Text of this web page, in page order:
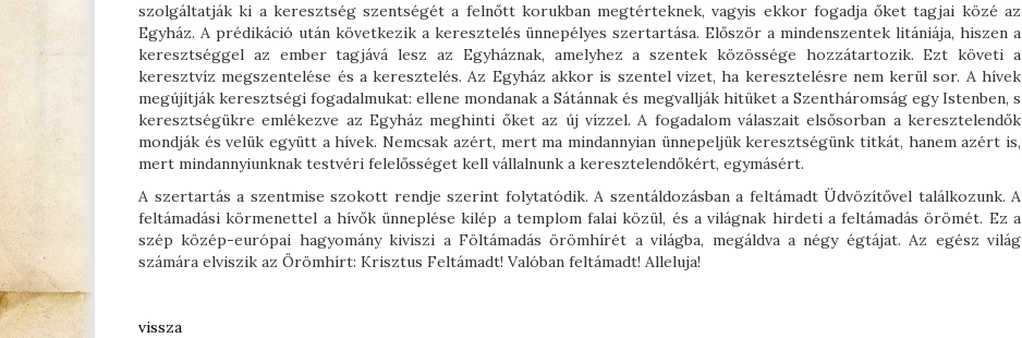
szolgáltatják ki a keresztség szentségét a felnőtt korukban megtérteknek, vagyis ekkor fogadja őket tagjai közé az
Egyház. A prédikáció után következik a keresztelés ünnepélyes szertartása. Először a mindenszentek litániája, hiszen a
keresztséggel az ember tagjává lesz az Egyháznak, amelyhez a szentek közössége hozzátartozik. Ezt követi a
keresztvíz megszentelése és a keresztelés. Az Egyház akkor is szentel vizet, ha keresztelésre nem kerül sor. A hívek
megújítják keresztségi fogadalmukat: ellene mondanak a Sátánnak és megvallják hitüket a Szentháromság egy Istenben, s
keresztségükre emlékezve az Egyház meghinti őket az új vízzel. A fogadalom válaszait elsősorban a keresztelendők
mondják és velük együtt a hívek. Nemcsak azért, mert ma mindannyian ünnepeljük keresztségünk titkát, hanem azért is,
mert mindannyiunknak testvéri felelősséget kell vállalnunk a keresztelendőkért, egymásért.
A szertartás a szentmise szokott rendje szerint folytatódik. A szentáldozásban a feltámadt Üdvözítővel találkozunk. A
feltámadási körmenettel a hívők ünneplése kilép a templom falai közül, és a világnak hirdeti a feltámadás örömét. Ez a
szép közép-európai hagyomány kiviszi a Föltámadás örömhírét a világba, megáldva a négy égtájat. Az egész világ
számára elviszik az Örömhírt: Krisztus Feltámadt! Valóban feltámadt! Alleluja!
vissza